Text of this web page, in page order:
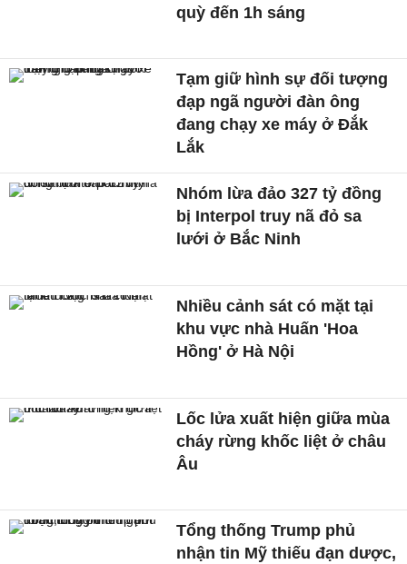
quỳ đến 1h sáng
Tạm giữ hình sự đối tượng
đạp ngã người đàn ông
đang chạy xe máy ở Đắk
Lắk
Nhóm lừa đảo 327 tỷ đồng
bị Interpol truy nã đỏ sa
lưới ở Bắc Ninh
Nhiều cảnh sát có mặt tại
khu vực nhà Huấn 'Hoa
Hồng' ở Hà Nội
Lốc lửa xuất hiện giữa mùa
cháy rừng khốc liệt ở châu
Âu
Tổng thống Trump phủ
nhận tin Mỹ thiếu đạn dược,